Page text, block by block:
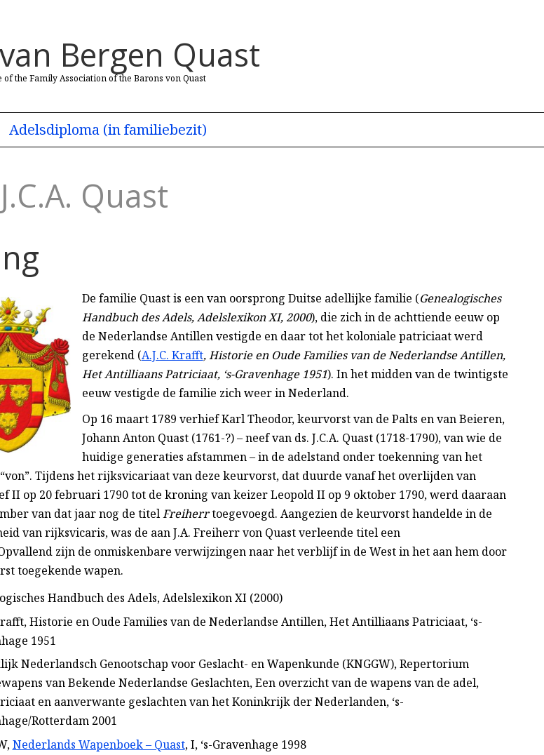
Bergen Quast
of the Family Association of the Barons von Quast
Adelsdiploma (in familiebezit)
Quast
De familie Quast is een van oorsprong Duitse adellijke familie (Genealogisches
Handbuch des Adels, Adelslexikon XI, 2000), die zich in de achttiende eeuw op
de Nederlandse Antillen vestigde en daar tot het koloniale patriciaat werd
gerekend (A.J.C. Krafft, Historie en Oude Families van de Nederlandse Antillen,
Het Antilliaans Patriciaat, ‘s-Gravenhage 1951). In het midden van de twintigste
eeuw vestigde de familie zich weer in Nederland.
Op 16 maart 1789 verhief Karl Theodor, keurvorst van de Palts en van Beieren,
Johann Anton Quast (1761-?) – neef van ds. J.C.A. Quast (1718-1790), van wie de
huidige generaties afstammen – in de adelstand onder toekenning van het
Tijdens het rijksvicariaat van deze keurvorst, dat duurde vanaf het overlijden van
II op 20 februari 1790 tot de kroning van keizer Leopold II op 9 oktober 1790, werd daaraan
van dat jaar nog de titelFreiherrtoegevoegd. Aangezien de keurvorst handelde in de
van rijksvicaris, was de aan J.A. Freiherr von Quast verleende titel een
zijn de onmiskenbare verwijzingen naar het verblijf in de West in het aan hem door
toegekende wapen.
Handbuch des Adels, Adelslexikon XI (2000)
Historie en Oude Families van de Nederlandse Antillen, Het Antilliaans Patriciaat, ‘s-
1951
Nederlandsch Genootschap voor Geslacht- en Wapenkunde (KNGGW), Repertorium
van Bekende Nederlandse Geslachten, Een overzicht van de wapens van de adel,
en aanverwante geslachten van het Koninkrijk der Nederlanden, ‘s-
Rotterdam 2001
Nederlands Wapenboek – Quast, I, ‘s-Gravenhage 1998